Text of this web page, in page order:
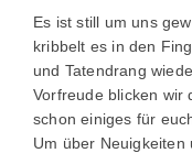
Es ist still um uns
kribbelt es in den
und Tatendrang
Vorfreude blicken wir
schon einiges für
Um über Neuigkeiten